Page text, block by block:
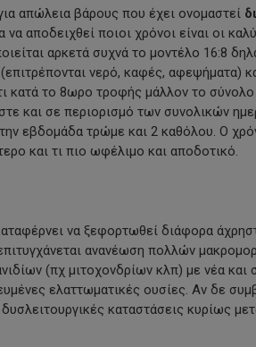
απώλεια βάρους που έχει ονομαστεί
αποδειχθεί ποιοι χρόνοι είναι οι
αρκετά συχνά το μοντέλο 16:8
νερό, καφές, αφεψήματα)
κατά το 8ωρο τροφής μάλλον το σύνολο
και σε περιορισμό των συνολικών
εβδομάδα τρώμε και 2 καθόλου. Ο
και τι πιο ωφέλιμο και αποδοτικό.
να ξεφορτωθεί διάφορα
ανανέωση πολλών
(πχ μιτοχονδρίων κλπ) με νέα και
ελαττωματικές ουσίες. Αν δε
καταστάσεις κυρίως